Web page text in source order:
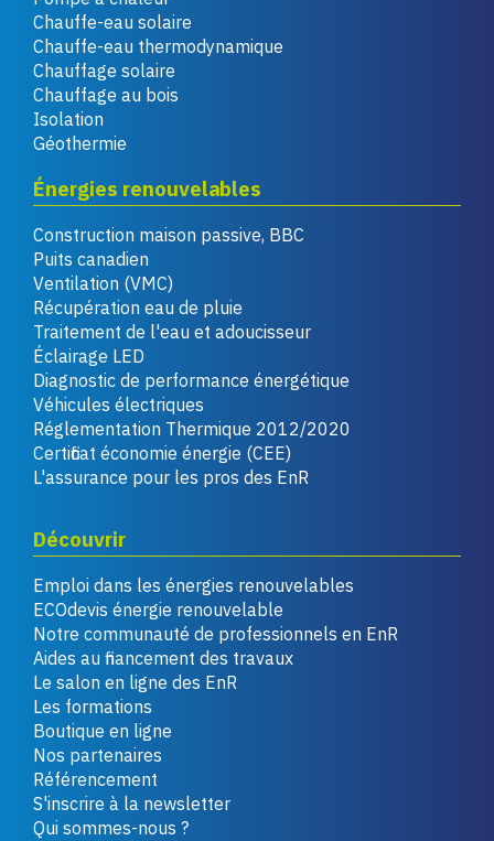
Chauffe-eau solaire
Chauffe-eau thermodynamique
Chauffage solaire
Chauffage au bois
Isolation
Géothermie
Énergies renouvelables
Construction maison passive, BBC
Puits canadien
Ventilation (VMC)
Récupération eau de pluie
Traitement de l'eau et adoucisseur
Éclairage LED
Diagnostic de performance énergétique
Véhicules électriques
Réglementation Thermique 2012/2020
Certificat économie énergie (CEE)
L'assurance pour les pros des EnR
Découvrir
Emploi dans les énergies renouvelables
ECOdevis énergie renouvelable
Notre communauté de professionnels en EnR
Aides au financement des travaux
Le salon en ligne des EnR
Les formations
Boutique en ligne
Nos partenaires
Référencement
S'inscrire à la newsletter
Qui sommes-nous ?